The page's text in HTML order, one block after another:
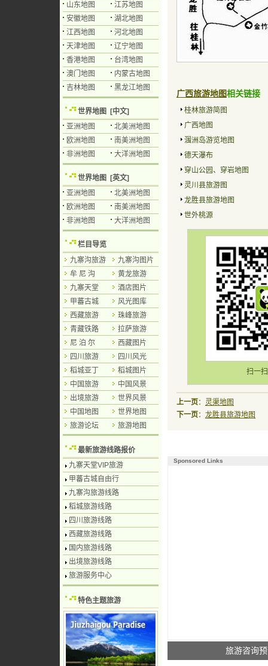
广西旅游地图相关链接
桂林旅游简图
广西地图
涠洲岛游览地图
德天瀑布
穿山公园、穿岩地图
灵川县旅游图
龙胜县旅游地图
世外桃源
扫一
上一页： 灵渠地图
下一页： 龙胜县旅游地图
Sponsored Links
旅游咨询
山东地图
江苏地图
安徽地图
湖北地图
江西地图
河北地图
天津地图
辽宁地图
香港地图
台湾地图
澳门地图
内蒙古地图
吉林地图
黑龙江地图
世界地图
[中文]
亚洲地图
北美洲地图
欧洲地图
南美洲地图
非洲地图
大洋洲地图
世界地图
[英文]
亚洲地图
北美洲地图
欧洲地图
南美洲地图
非洲地图
大洋洲地图
栏目导览
九寨沟旅游
九寨沟图片
牟 尼 沟
黄龙旅游
九寨天堂
酒店图片
甲蕃古城
风光图库
西藏旅游
珠峰旅游
青藏铁路
拉萨旅游
尼 泊 尔
西藏图片
四川旅游
四川风光
稻城亚丁
稻城图片
中国旅游
中国风景
出境旅游
世界风景
中国地图
世界地图
旅游论坛
旅游地图
最新旅游线路报价
九寨天堂VIP旅游
甲蕃古城自由行
九寨沟旅游线路
稻城旅游线路
四川旅游线路
西藏旅游线路
国内旅游线路
出境旅游线路
旅游服务中心
特色主题旅游